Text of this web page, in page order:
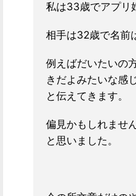
私は33歳でアプリ
相手は32歳で名前
例えばだいたいの
きだよみたいな感
と伝えてきます。
偏見かもしれませ
と思いました。